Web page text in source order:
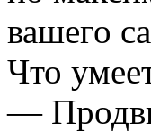
вашего
Что
—